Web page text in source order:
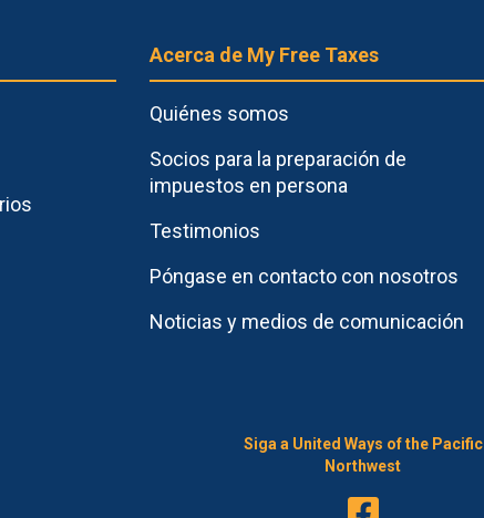
Acerca de My Free Taxes
Quiénes somos
Socios para la preparación de
impuestos en persona
Testimonios
Póngase en contacto con nosotros
Noticias y medios de comunicación
Siga a United Ways of the Pacific
Northwest